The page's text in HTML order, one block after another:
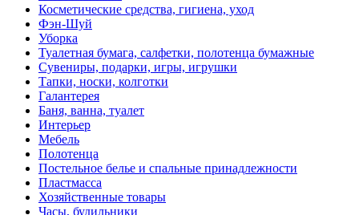
Косметические средства, гигиена, уход
Фэн-Шуй
Уборка
Туалетная бумага, салфетки, полотенца бумажные
Сувениры, подарки, игры, игрушки
Тапки, носки, колготки
Галантерея
Баня, ванна, туалет
Интерьер
Мебель
Полотенца
Постельное белье и спальные принадлежности
Пластмасса
Хозяйственные товары
Часы, будильники